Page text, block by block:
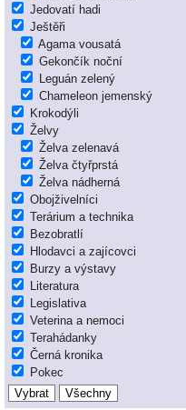
Jedovatí hadi
Ještěři
Agama vousatá
Gekončík noční
Leguán zelený
Chameleon jemenský
Krokodýli
Želvy
Želva zelenavá
Želva čtyřprstá
Želva nádherná
Obojživelníci
Terárium a technika
Bezobratlí
Hlodavci a zajícovci
Burzy a výstavy
Literatura
Legislativa
Veterina a nemoci
Terahádanky
Černá kronika
Pokec